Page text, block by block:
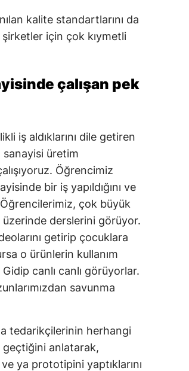
Manisa
Mardin
Muş
Nevşehir
Niğde
Ordu
Rize
Sakarya
Samsun
Sinop
Sivas
kalite standartlarını da
için çok kıymetli
çalışan pek
iş aldıklarını dile getiren
sanayisi üretim
Öğrencimiz
bir iş yapıldığını ve
çok büyük
üzerinde derslerini görüyor.
getirip çocuklara
o ürünlerin kullanım
canlı canlı görüyorlar.
savunma
tedarikçilerinin herhangi
geçtiğini anlatarak,
ya prototipini yaptıklarını